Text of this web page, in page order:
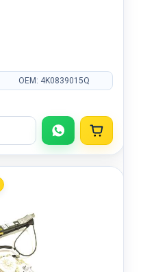
OEM: 4K0839015Q